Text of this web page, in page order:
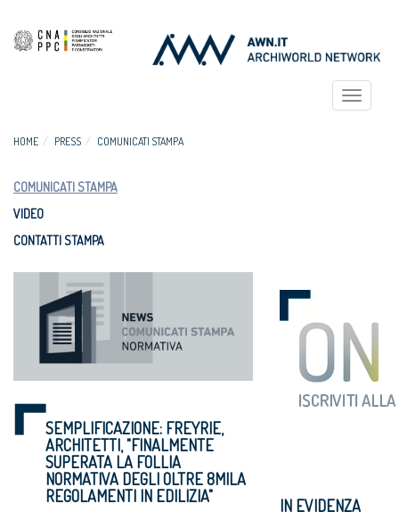
Toggle
HOME PRESS COMUNICATI STAMPA
COMUNICATI STAMPA
VIDEO
CONTATTI STAMPA
SEMPLIFICAZIONE: FREYRIE,
ARCHITETTI, "FINALMENTE
SUPERATA LA FOLLIA
NORMATIVA DEGLI OLTRE 8MILA
REGOLAMENTI IN EDILIZIA"
IN EVIDENZA